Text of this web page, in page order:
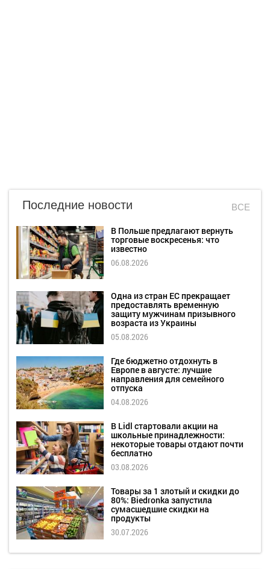
Последние новости ВСЕ
В Польше предлагают вернуть
торговые воскресенья: что
известно
06.08.2026
Одна из стран ЕС прекращает
предоставлять временную
защиту мужчинам призывного
возраста из Украины
05.08.2026
Где бюджетно отдохнуть в
Европе в августе: лучшие
направления для семейного
отпуска
04.08.2026
В Lidl стартовали акции на
школьные принадлежности:
некоторые товары отдают почти
бесплатно
03.08.2026
Товары за 1 злотый и скидки до
80%: Biedronka запустила
сумасшедшие скидки на
продукты
30.07.2026